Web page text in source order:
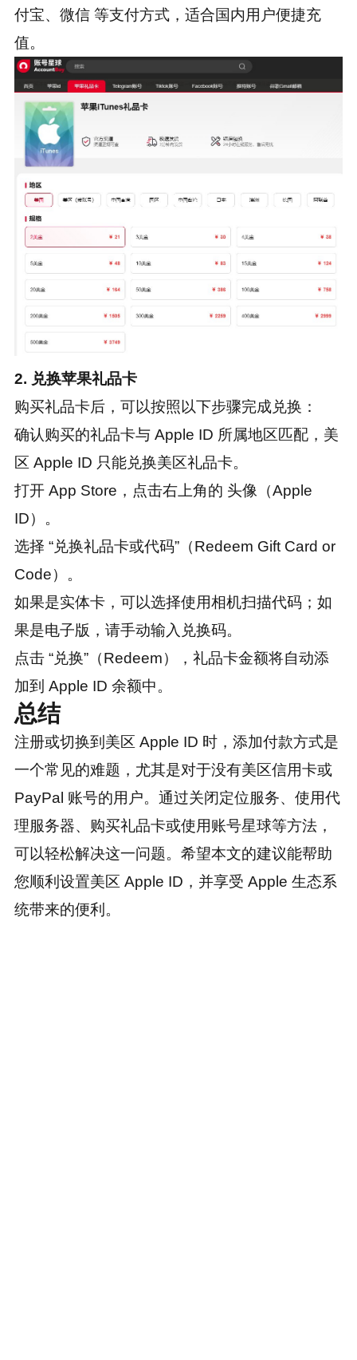
付宝、微信 等支付方式，适合国内用户便捷充
值。
2. 兑换苹果礼品卡
购买礼品卡后，可以按照以下步骤完成兑换：
确认购买的礼品卡与 Apple ID 所属地区匹配，美
区 Apple ID 只能兑换美区礼品卡。
打开 App Store，点击右上角的 头像（Apple
ID）。
选择 “兑换礼品卡或代码”（Redeem Gift Card or
Code）。
如果是实体卡，可以选择使用相机扫描代码；如
果是电子版，请手动输入兑换码。
点击 “兑换”（Redeem），礼品卡金额将自动添
加到 Apple ID 余额中。
总结
注册或切换到美区 Apple ID 时，添加付款方式是
一个常见的难题，尤其是对于没有美区信用卡或
PayPal 账号的用户。通过关闭定位服务、使用代
理服务器、购买礼品卡或使用账号星球等方法，
可以轻松解决这一问题。希望本文的建议能帮助
您顺利设置美区 Apple ID，并享受 Apple 生态系
统带来的便利。